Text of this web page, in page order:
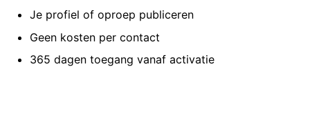
Je profiel of oproep publiceren
Geen kosten per contact
365 dagen toegang vanaf activatie